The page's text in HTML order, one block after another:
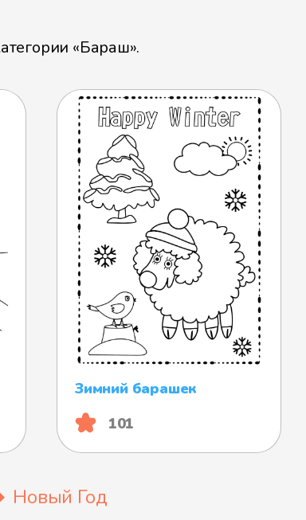
«Бараш».
Зимний барашек
101
Новый Год